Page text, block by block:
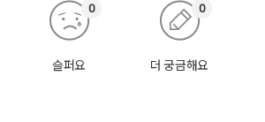
슬퍼요
0
더 궁금해요
0